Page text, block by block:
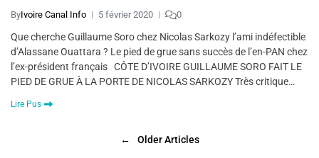
ByIvoire Canal Info 5 février 2020 0
Que cherche Guillaume Soro chez Nicolas Sarkozy l’ami indéfectible
d’Alassane Ouattara ? Le pied de grue sans succès de l’en-PAN chez
l’ex-président français CÔTE D’IVOIRE GUILLAUME SORO FAIT LE
PIED DE GRUE À LA PORTE DE NICOLAS SARKOZY Très critique…
Lire Pus
← Older Articles